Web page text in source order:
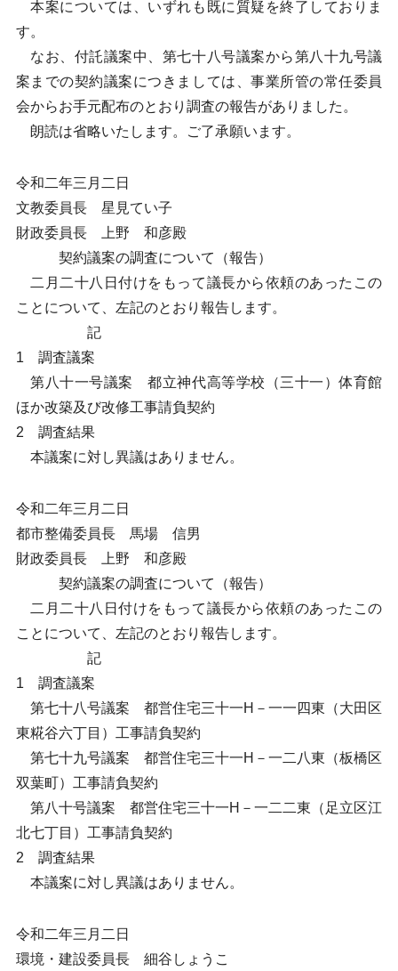
本案については、いずれも既に質疑を終了しておりま
す。
なお、付託議案中、第七十八号議案から第八十九号議
案までの契約議案につきましては、事業所管の常任委員
会からお手元配布のとおり調査の報告がありました。
朗読は省略いたします。ご了承願います。
令和二年三月二日
文教委員長 星見てい子
財政委員長 上野 和彦殿
契約議案の調査について（報告）
二月二十八日付けをもって議長から依頼のあったこの
ことについて、左記のとおり報告します。
記
1 調査議案
第八十一号議案 都立神代高等学校（三十一）体育館
ほか改築及び改修工事請負契約
2 調査結果
本議案に対し異議はありません。
令和二年三月二日
都市整備委員長 馬場 信男
財政委員長 上野 和彦殿
契約議案の調査について（報告）
二月二十八日付けをもって議長から依頼のあったこの
ことについて、左記のとおり報告します。
記
1 調査議案
第七十八号議案 都営住宅三十一H－一一四東（大田区
東糀谷六丁目）工事請負契約
第七十九号議案 都営住宅三十一H－一二八東（板橋区
双葉町）工事請負契約
第八十号議案 都営住宅三十一H－一二二東（足立区江
北七丁目）工事請負契約
2 調査結果
本議案に対し異議はありません。
令和二年三月二日
環境・建設委員長 細谷しょうこ